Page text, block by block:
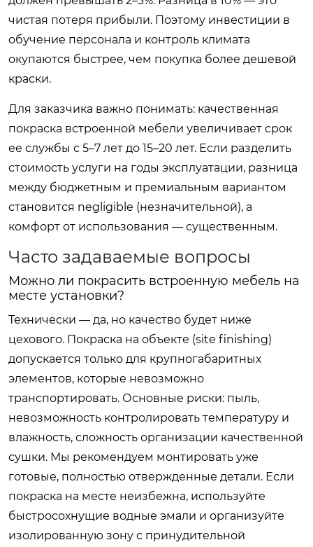
чистая потеря прибыли. Поэтому инвестиции в
обучение персонала и контроль климата
окупаются быстрее, чем покупка более дешевой
краски.
Для заказчика важно понимать: качественная
покраска встроенной мебели увеличивает срок
ее службы с 5–7 лет до 15–20 лет. Если разделить
стоимость услуги на годы эксплуатации, разница
между бюджетным и премиальным вариантом
становится negligible (незначительной), а
комфорт от использования — существенным.
Часто задаваемые вопросы
Можно ли покрасить встроенную мебель на
месте установки?
Технически — да, но качество будет ниже
цехового. Покраска на объекте (site finishing)
допускается только для крупногабаритных
элементов, которые невозможно
транспортировать. Основные риски: пыль,
невозможность контролировать температуру и
влажность, сложность организации качественной
сушки. Мы рекомендуем монтировать уже
готовые, полностью отвержденные детали. Если
покраска на месте неизбежна, используйте
быстросохнущие водные эмали и организуйте
изолированную зону с принудительной